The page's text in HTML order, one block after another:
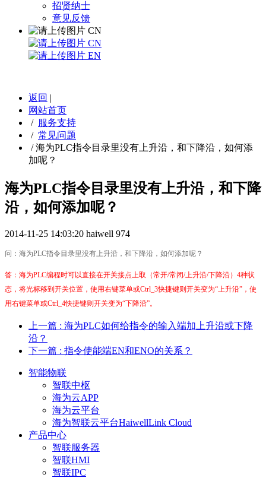
招贤纳士
意见反馈
CN
CN
EN
返回 |
网站首页
/ 服务支持
/ 常见问题
/海为PLC指令目录里没有上升沿，和下降沿，如何添
加呢？
海为PLC指令目录里没有上升沿，和下降
沿，如何添加呢？
2014-11-25 14:03:20 haiwell 974
问：海为PLC指令目录里没有上升沿，和下降沿，如何添加呢？
答：海为PLC编程时可以直接在开关接点上取（常开/常闭/上升沿/下降沿）4种状
态，将光标移到开关位置，使用右键菜单或Ctrl_3快捷键则开关变为“上升沿”，使
用右键菜单或Ctrl_4快捷键则开关变为“下降沿”。
上一篇 : 海为PLC如何给指令的输入端加上升沿或下降
沿？
下一篇 : 指令使能端EN和ENO的关系？
智能物联
智联中枢
海为云APP
海为云平台
海为智联云平台HaiwellLink Cloud
产品中心
智联服务器
智联HMI
智联IPC